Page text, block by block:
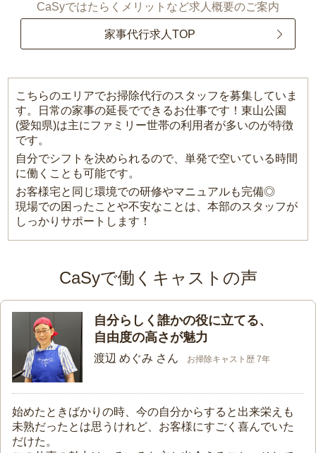
CaSyではたらくメリットなど求人概要のご案内
家事代行求人TOP
こちらのエリアでお掃除代行のスタッフを募集していま
す。日常の家事の延長でできるお仕事です！東山公園
(愛知県)は主にファミリー世帯の利用者が多いのが特徴
です。
自分でシフトを決められるので、単発で空いている時間
に働くことも可能です。
お客様宅と同じ環境での研修やマニュアルも完備◎
現場での困ったことや不安なことは、本部のスタッフが
しっかりサポートします！
CaSyで働くキャストの声
自分らしく誰かの役に立てる、
自由度の高さが魅力
渡辺 めぐみ さん お掃除キャスト歴 7年
始めたときばかりの時、今の自分からすると出来栄えも
未熟だったとは思うけれど、お客様にすごく喜んでいた
だけた。